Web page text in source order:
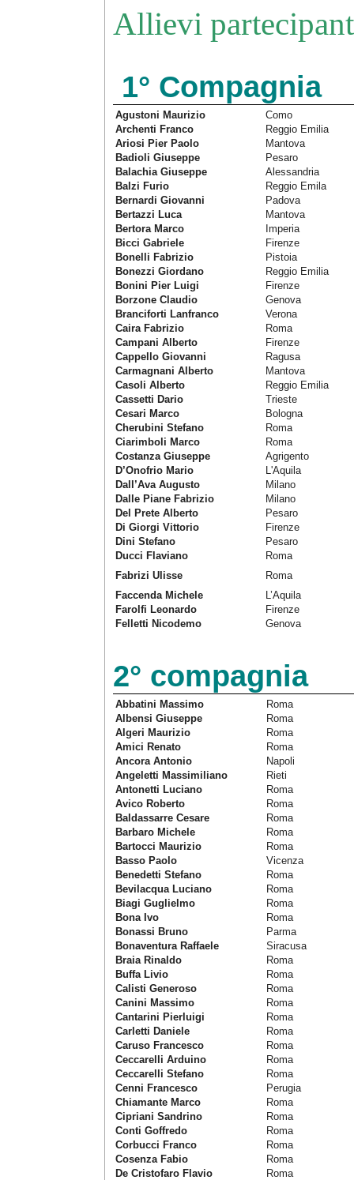
Allievi
1° Compagnia
Agustoni Maurizio
Como
Archenti Franco
Reggio Emilia
Ariosi Pier Paolo
Mantova
Badioli Giuseppe
Pesaro
Balachia Giuseppe
Alessandria
Balzi Furio
Reggio Emila
Bernardi Giovanni
Padova
Bertazzi Luca
Mantova
Bertora Marco
Imperia
Bicci Gabriele
Firenze
Bonelli Fabrizio
Pistoia
Bonezzi Giordano
Reggio Emilia
Bonini Pier Luigi
Firenze
Borzone Claudio
Genova
Branciforti Lanfranco
Verona
Caira Fabrizio
Roma
Campani Alberto
Firenze
Cappello Giovanni
Ragusa
Carmagnani Alberto
Mantova
Casoli Alberto
Reggio Emilia
Cassetti Dario
Trieste
Cesari Marco
Bologna
Cherubini Stefano
Roma
Ciarimboli Marco
Roma
Costanza Giuseppe
Agrigento
D’Onofrio Mario
L'Aquila
Dall’Ava Augusto
Milano
Dalle Piane Fabrizio
Milano
Del Prete Alberto
Pesaro
Di Giorgi Vittorio
Firenze
Dini Stefano
Pesaro
Ducci Flaviano
Roma
Fabrizi Ulisse
Roma
Faccenda Michele
L’Aquila
Farolfi Leonardo
Firenze
Felletti Nicodemo
Genova
2° compagnia
Abbatini Massimo
Roma
Albensi Giuseppe
Roma
Algeri Maurizio
Roma
Amici Renato
Roma
Ancora Antonio
Napoli
Angeletti Massimiliano
Rieti
Antonetti Luciano
Roma
Avico Roberto
Roma
Baldassarre Cesare
Roma
Barbaro Michele
Roma
Bartocci Maurizio
Roma
Basso Paolo
Vicenza
Benedetti Stefano
Roma
Bevilacqua Luciano
Roma
Biagi Guglielmo
Roma
Bona Ivo
Roma
Bonassi Bruno
Parma
Bonaventura Raffaele
Siracusa
Braia Rinaldo
Roma
Buffa Livio
Roma
Calisti Generoso
Roma
Canini Massimo
Roma
Cantarini Pierluigi
Roma
Carletti Daniele
Roma
Caruso Francesco
Roma
Ceccarelli Arduino
Roma
Ceccarelli Stefano
Roma
Cenni Francesco
Perugia
Chiamante Marco
Roma
Cipriani Sandrino
Roma
Conti Goffredo
Roma
Corbucci Franco
Roma
Cosenza Fabio
Roma
De Cristofaro Flavio
Roma